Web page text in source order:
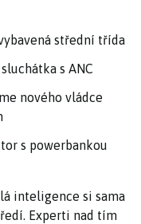
střední třída
s ANC
nového vládce
s powerbankou
inteligence si sama
Experti nad tím